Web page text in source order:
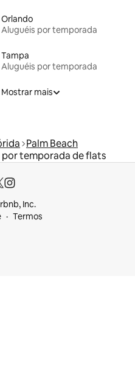
Orlando
Aluguéis por temporada
Tampa
Aluguéis por temporada
Mostrar mais
Palm Beach
por temporada de flats
Inc.
Termos